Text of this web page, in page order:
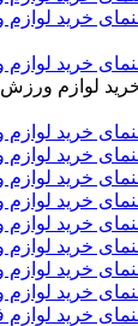
خرید
خرید
لوازم
خرید
خرید
خرید
خرید
خرید
خرید
خرید
خرید
خرید لوازم